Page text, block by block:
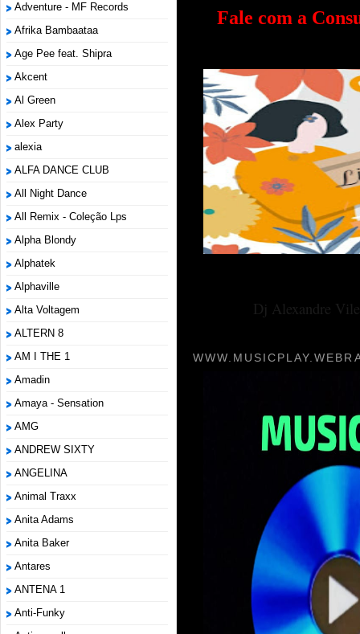
Adventure - MF Records
Afrika Bambaataa
Age Pee feat. Shipra
Akcent
Al Green
Alex Party
alexia
ALFA DANCE CLUB
All Night Dance
All Remix - Coleção Lps
Alpha Blondy
Alphatek
Alphaville
Alta Voltagem
ALTERN 8
AM I THE 1
Amadin
Amaya - Sensation
AMG
ANDREW SIXTY
ANGELINA
Animal Traxx
Anita Adams
Anita Baker
Antares
ANTENA 1
Anti-Funky
Fale com a
Dj Alexandre